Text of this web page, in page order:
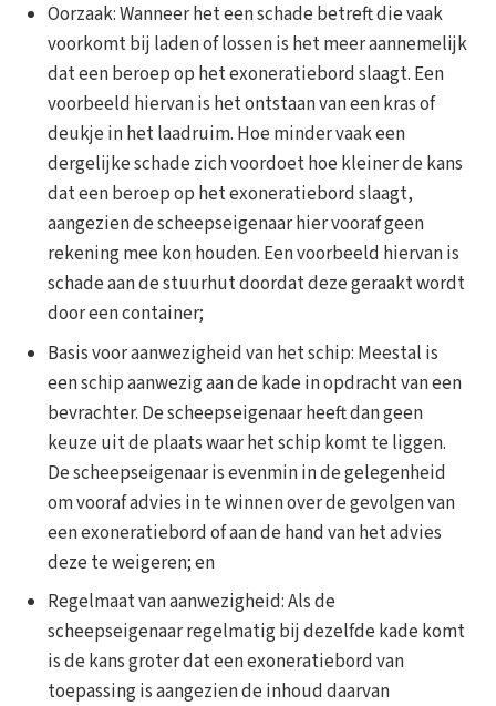
Oorzaak: Wanneer het een schade betreft die vaak
voorkomt bij laden of lossen is het meer aannemelijk
dat een beroep op het exoneratiebord slaagt. Een
voorbeeld hiervan is het ontstaan van een kras of
deukje in het laadruim. Hoe minder vaak een
dergelijke schade zich voordoet hoe kleiner de kans
dat een beroep op het exoneratiebord slaagt,
aangezien de scheepseigenaar hier vooraf geen
rekening mee kon houden. Een voorbeeld hiervan is
schade aan de stuurhut doordat deze geraakt wordt
door een container;
Basis voor aanwezigheid van het schip: Meestal is
een schip aanwezig aan de kade in opdracht van een
bevrachter. De scheepseigenaar heeft dan geen
keuze uit de plaats waar het schip komt te liggen.
De scheepseigenaar is evenmin in de gelegenheid
om vooraf advies in te winnen over de gevolgen van
een exoneratiebord of aan de hand van het advies
deze te weigeren; en
Regelmaat van aanwezigheid: Als de
scheepseigenaar regelmatig bij dezelfde kade komt
is de kans groter dat een exoneratiebord van
toepassing is aangezien de inhoud daarvan